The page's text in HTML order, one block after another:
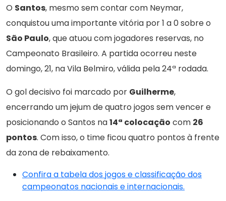
O Santos, mesmo sem contar com Neymar,
conquistou uma importante vitória por 1 a 0 sobre o
São Paulo, que atuou com jogadores reservas, no
Campeonato Brasileiro. A partida ocorreu neste
domingo, 21, na Vila Belmiro, válida pela 24ª rodada.
O gol decisivo foi marcado por Guilherme,
encerrando um jejum de quatro jogos sem vencer e
posicionando o Santos na14ª colocação com 26
pontos. Com isso, o time ficou quatro pontos à frente
da zona de rebaixamento.
Confira a tabela dos jogos e classificação dos
campeonatos nacionais e internacionais.